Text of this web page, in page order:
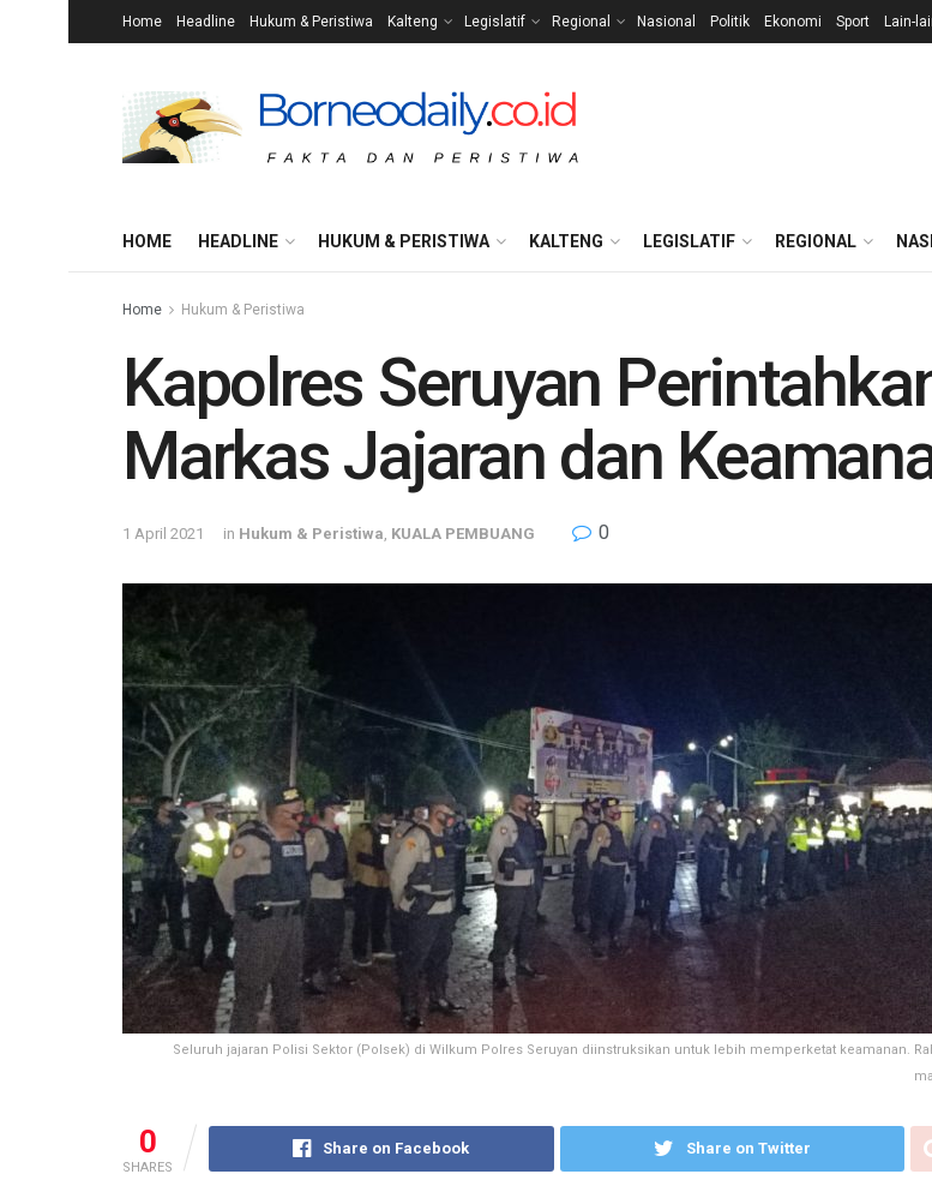
Home Headline Hukum & Peristiwa Kalteng Legislatif Regional Nasional Politik Ekonomi Sport Lain-
HOME HEADLINE HUKUM & PERISTIWA KALTENG LEGISLATIF REGIONAL
Home Hukum & Peristiwa
Kapolres Seruyan
Markas Jajaran dan
1 April 2021 in Hukum & Peristiwa, KUALA PEMBUANG 0
Seluruh jajaran Polisi Sektor (Polsek) di Wilkum Polres Seruyan diinstruksikan untuk lebih memperketat keamanan.
0
SHARES
Share on Facebook Share on Twitter